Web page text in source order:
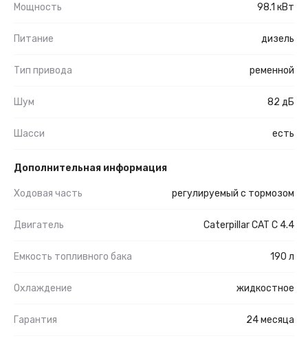
Мощность 98.1 кВт
Питание дизель
Тип привода ременной
Шум 82 дБ
Шасси есть
Дополнительная информация
Ходовая часть регулируемый с тормозом
Двигатель Caterpillar CAT C 4.4
Емкость топливного бака 190 л
Охлаждение жидкостное
Гарантия 24 месяца